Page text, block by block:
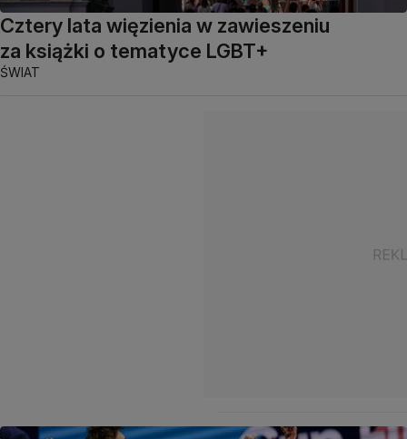
Cztery lata więzienia w zawieszeniu
za książki o tematyce LGBT+
ŚWIAT